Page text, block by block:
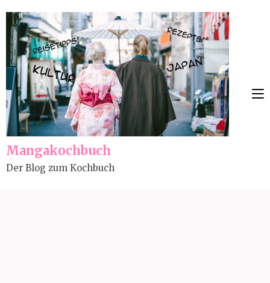
content
(Press
Enter)
Mangakochbuch
Der Blog zum Kochbuch